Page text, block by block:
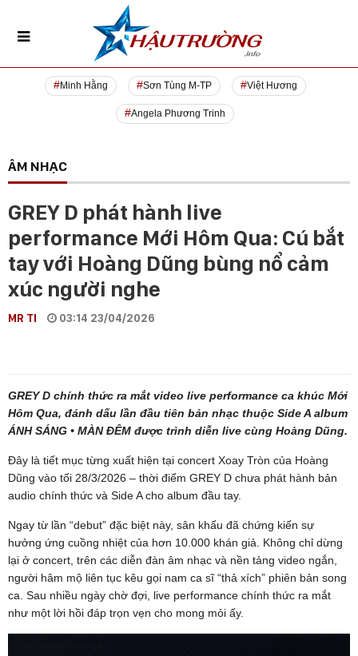
Minh Hằng Sơn Tùng M-TP Việt Hương
Angela Phương Trinh
ÂM NHẠC
GREY D phát hành live
performance Mới Hôm Qua: Cú bắt
tay với Hoàng Dũng bùng nổ cảm
xúc người nghe
MR TI 03:14 23/04/2026
GREY D chính thức ra mắt video live performance ca khúc Mới
Hôm Qua, đánh dấu lần đầu tiên bản nhạc thuộc Side A album
ÁNH SÁNG • MÀN ĐÊM được trình diễn live cùng Hoàng Dũng.
Đây là tiết mục từng xuất hiện tại concert Xoay Tròn của Hoàng
Dũng vào tối 28/3/2026 – thời điểm GREY D chưa phát hành bản
audio chính thức và Side A cho album đầu tay.
Ngay từ lần “debut” đặc biệt này, sân khấu đã chứng kiến sự
hưởng ứng cuồng nhiệt của hơn 10.000 khán giả. Không chỉ dừng
lại ở concert, trên các diễn đàn âm nhạc và nền tảng video ngắn,
người hâm mộ liên tục kêu gọi nam ca sĩ “thả xích” phiên bản song
ca. Sau nhiều ngày chờ đợi, live performance chính thức ra mắt
như một lời hồi đáp trọn vẹn cho mong mỏi ấy.